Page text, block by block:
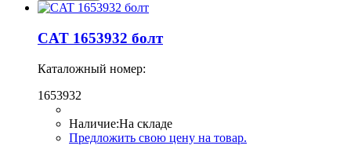
CAT 1653932 болт
Каталожный номер:
1653932
Наличие:На складе
Предложить свою цену на товар.